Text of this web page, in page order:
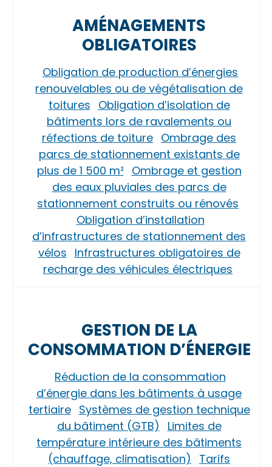
AMÉNAGEMENTS
OBLIGATOIRES
Obligation de production d’énergies
renouvelables ou de végétalisation de
toitures Obligation d’isolation de
bâtiments lors de ravalements ou
réfections de toiture Ombrage des
parcs de stationnement existants de
plus de 1 500 m² Ombrage et gestion
des eaux pluviales des parcs de
stationnement construits ou rénovés
Obligation d’installation
d’infrastructures de stationnement des
vélos Infrastructures obligatoires de
recharge des véhicules électriques
GESTION DE LA
CONSOMMATION D’ÉNERGIE
Réduction de la consommation
d’énergie dans les bâtiments à usage
tertiaire Systèmes de gestion technique
du bâtiment (GTB)
Limites de
température intérieure des bâtiments
(chauffage, climatisation)
Tarifs